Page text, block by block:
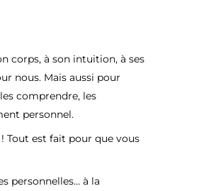
corps, à son intuition, à ses
nous. Mais aussi pour
comprendre, les
personnel.
Tout est fait pour que vous
personnelles… à la